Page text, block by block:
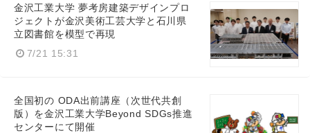
金沢工業大学 夢考房建築デザインプロ
ジェクトが金沢美術工芸大学と石川県
立図書館を模型で再現
7/21 15:31
全国初の ODA出前講座（次世代共創
版）を金沢工業大学Beyond SDGs推進
センターにて開催